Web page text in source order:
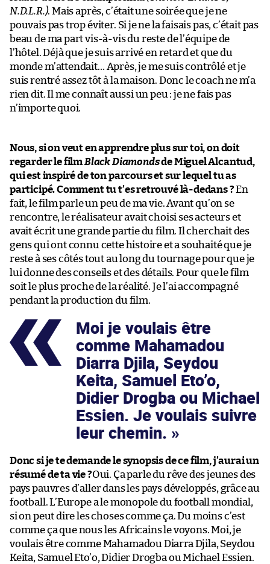
N.D.L.R.). Mais après, c’était une soirée que je ne
pouvais pas trop éviter. Si je ne la faisais pas, c’était pas
beau de ma part vis-à-vis du reste de l’équipe de
l’hôtel. Déjà que je suis arrivé en retard et que du
monde m’attendait… Après, je me suis contrôlé et je
suis rentré assez tôt à la maison. Donc le coach ne m’a
rien dit. Il me connaît aussi un peu : je ne fais pas
n’importe quoi.
Nous, si on veut en apprendre plus sur toi, on doit
regarder le filmBlack Diamondsde Miguel Alcantud,
qui est inspiré de ton parcours et sur lequel tu as
participé. Comment tu t’es retrouvé là-dedans ?En
fait, le film parle un peu de ma vie. Avant qu’on se
rencontre, le réalisateur avait choisi ses acteurs et
avait écrit une grande partie du film. Il cherchait des
gens qui ont connu cette histoire et a souhaité que je
reste à ses côtés tout au long du tournage pour que je
lui donne des conseils et des détails. Pour que le film
soit le plus proche de la réalité. Je l’ai accompagné
pendant la production du film.
Moi je voulais être
comme Mahamadou
Diarra Djila, Seydou
Keita, Samuel Eto’o,
Didier Drogba ou Michael
Essien. Je voulais suivre
leur chemin.
Donc si je te demande le synopsis de ce film, j’aurai un
résumé de ta vie ?Oui. Ça parle du rêve des jeunes des
pays pauvres d’aller dans les pays développés, grâce au
football. L’Europe a le monopole du football mondial,
si on peut dire les choses comme ça. Du moins c’est
comme ça que nous les Africains le voyons. Moi, je
voulais être comme Mahamadou Diarra Djila, Seydou
Keita, Samuel Eto’o, Didier Drogba ou Michael Essien.